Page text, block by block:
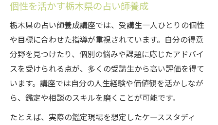
個性を活かす栃木県の占い師養成
栃木県の占い師養成講座では、受講生一人ひとりの個性
や目標に合わせた指導が重視されています。自分の得意
分野を見つけたり、個別の悩みや課題に応じたアドバイ
スを受けられる点が、多くの受講生から高い評価を得て
います。講座では自分の人生経験や価値観を活かしなが
ら、鑑定や相談のスキルを磨くことが可能です。
たとえば、実際の鑑定現場を想定したケーススタディ